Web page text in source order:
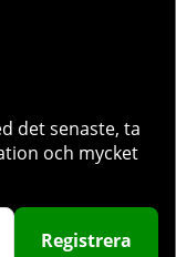
det senaste, ta
och mycket
Registrera